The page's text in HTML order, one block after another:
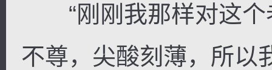
“刚刚我那样对这个
不尊，尖酸刻薄，所